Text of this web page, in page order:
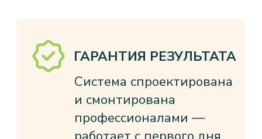
О КОМПАНИИ